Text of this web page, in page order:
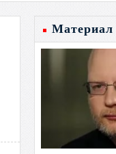
Материал